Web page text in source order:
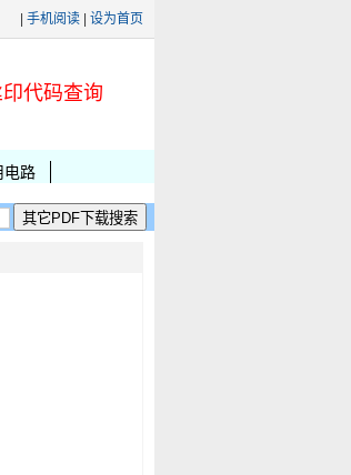
手机阅读 设为首页
代码查询
电路